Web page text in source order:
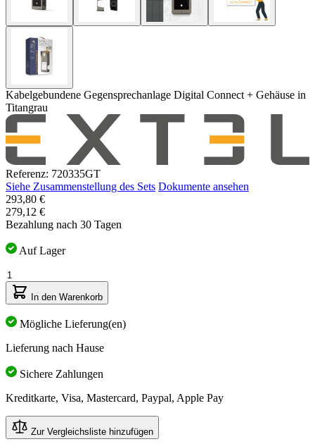
Kabelgebundene Gegensprechanlage Digital Connect + Gehäuse in
Titangrau
Referenz: 720335GT
Siehe Zusammenstellung des Sets Dokumente ansehen
Der
Preis
hängt
den
Optionen
ab
279,12 €
293,80 €
Bezahlung nach 30 Tagen
Auf Lager
Menge
In den Warenkorb
Mögliche Lieferung(en)
Lieferung nach Hause
Sichere Zahlungen
Kreditkarte, Visa, Mastercard, Paypal, Apple Pay
Zur Vergleichsliste hinzufügen